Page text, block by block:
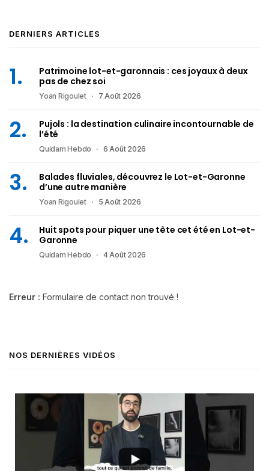
DERNIERS ARTICLES
Patrimoine lot-et-garonnais : ces joyaux à deux
pas de chez soi
Yoan Rigoulet 7 Août 2026
Pujols : la destination culinaire incontournable de
l’été
Quidam Hebdo 6 Août 2026
Balades fluviales, découvrez le Lot-et-Garonne
d’une autre manière
Yoan Rigoulet 5 Août 2026
Huit spots pour piquer une tête cet été en Lot-et-
Garonne
Quidam Hebdo 4 Août 2026
Erreur : Formulaire de contact non trouvé !
NOS DERNIÈRES VIDÉOS